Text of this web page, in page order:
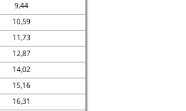
9,44
10,59
11,73
12,87
14,02
15,16
16,31